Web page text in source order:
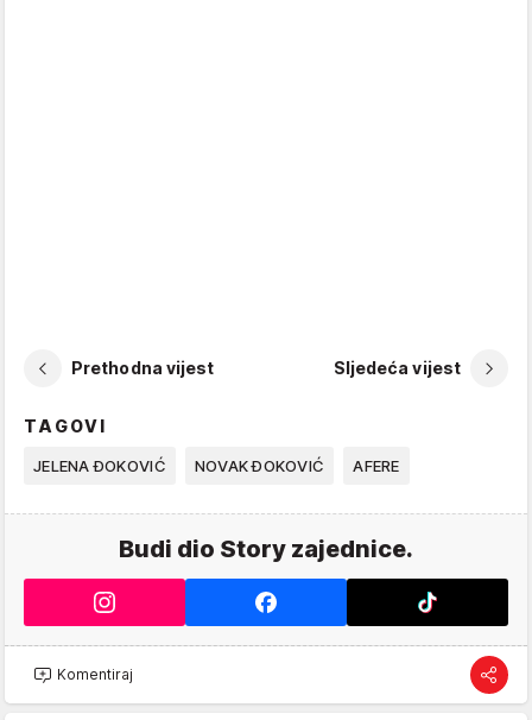
Prethodna vijest Sljedeća vijest
TAGOVI
JELENA ĐOKOVIĆ NOVAK ĐOKOVIĆ AFERE
Budi dio Story zajednice.
Komentiraj